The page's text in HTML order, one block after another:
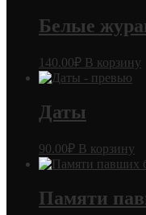
Белые
140.00₽ В корзину
Даты
90.00₽ В корзину
Памяти